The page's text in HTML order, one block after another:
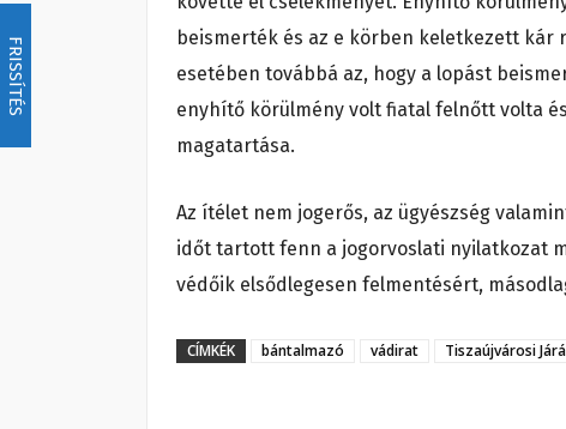
FRISSÍTÉS
beismerték és az e körben keletkezett kár
esetében továbbá az, hogy a lopást
enyhítő körülmény volt fiatal felnőtt volta
magatartása.
Az ítélet nem jogerős, az ügyészség
időt tartott fenn a jogorvoslati nyilatkozat
védőik elsődlegesen felmentésért,
CÍMKÉK bántalmazó vádirat Tiszaújvárosi